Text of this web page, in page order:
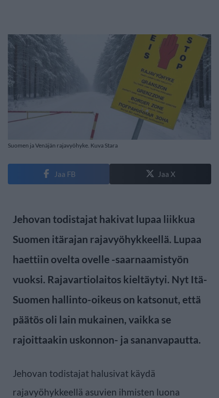
Suomen ja Venäjän rajavyöhyke. Kuva Stara
Jaa FB Jaa X
Jehovan todistajat hakivat lupaa liikkua
Suomen itärajan rajavyöhykkeellä. Lupaa
haettiin ovelta ovelle -saarnaamistyön
vuoksi. Rajavartiolaitos kieltäytyi. Nyt Itä-
Suomen hallinto-oikeus on katsonut, että
päätös oli lain mukainen, vaikka se
rajoittaakin uskonnon- ja sananvapautta.
Jehovan todistajat halusivat käydä
rajavyöhykkeellä asuvien ihmisten luona